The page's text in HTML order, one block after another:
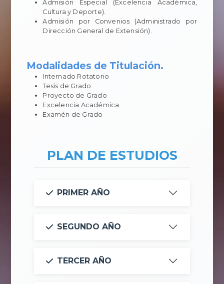
Admisión Especial (Excelencia Académica,
Cultura y Deporte).
Admisión por Convenios (Administrado por
Dirección General de Extensión).
Modalidades de Titulación.
Internado Rotatorio
Tesis de Grado
Proyecto de Grado
Excelencia Académica
Examén de Grado
PLAN DE ESTUDIOS
PRIMER AÑO
SEGUNDO AÑO
TERCER AÑO